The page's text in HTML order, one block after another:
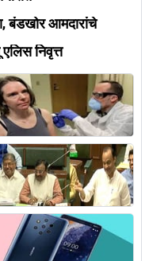
बंडखोर आमदारांचे
निवृत्त